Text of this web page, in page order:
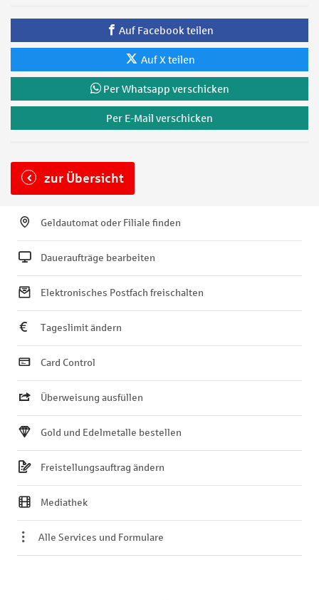
Auf Facebook teilen
Auf X teilen
Per Whatsapp verschicken
Per E-Mail verschicken
zur Übersicht
Geldautomat oder Filiale finden
Daueraufträge bearbeiten
Elektronisches Postfach freischalten
Tageslimit ändern
Card Control
Überweisung ausfüllen
Gold und Edelmetalle bestellen
Freistellungsauftrag ändern
Mediathek
Alle Services und Formulare